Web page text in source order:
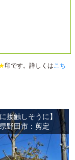
印です。詳しくはこち
接触しそうに】
野田市：剪定